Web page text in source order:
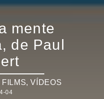
mente
de Paul
VÍDEOS
04